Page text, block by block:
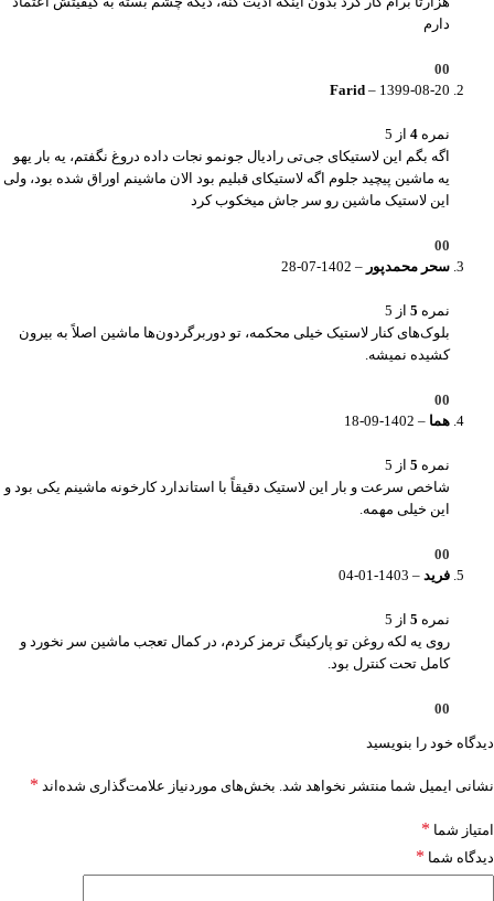
دارم
0
0
Farid – 1399-08-20
نمره 4 از 5
اگه بگم این لاستیکای جی‌تی رادیال جونمو نجات داده دروغ نگفتم، یه بار یهو
یه ماشین پیچید جلوم اگه لاستیکای قبلیم بود الان ماشینم اوراق شده بود، ولی
این لاستیک ماشین رو سر جاش میخکوب کرد
0
0
سحر محمدپور –
1402-07-28
نمره 5 از 5
بلوک‌های کنار لاستیک خیلی محکمه، تو دوربرگردون‌ها ماشین اصلاً به بیرون
کشیده نمیشه.
0
0
هما –
1402-09-18
نمره 5 از 5
شاخص سرعت و بار این لاستیک دقیقاً با استاندارد کارخونه ماشینم یکی بود و
این خیلی مهمه.
0
0
فرید –
1403-01-04
نمره 5 از 5
روی یه لکه روغن تو پارکینگ ترمز کردم، در کمال تعجب ماشین سر نخورد و
کامل تحت کنترل بود.
0
0
دیدگاه خود را بنویسید
نشانی ایمیل شما منتشر نخواهد شد. بخش‌های موردنیاز علامت‌گذاری شده‌اند *
امتیاز شما *
دیدگاه شما *